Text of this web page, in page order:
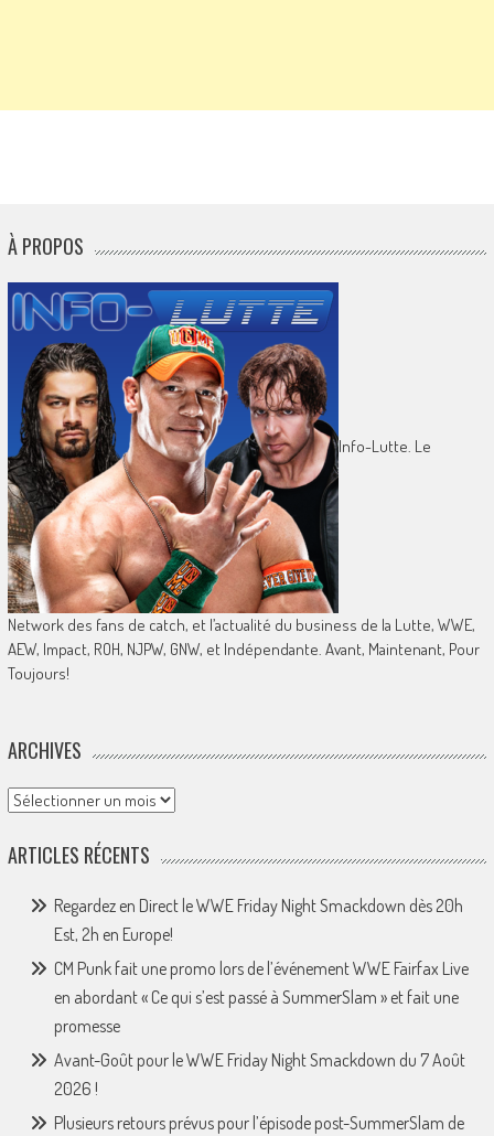
À PROPOS
Info-Lutte. Le
Network des fans de catch, et l’actualité du business de la Lutte, WWE,
AEW, Impact, ROH, NJPW, GNW, et Indépendante. Avant, Maintenant, Pour
Toujours!
ARCHIVES
Archives
ARTICLES RÉCENTS
Regardez en Direct le WWE Friday Night Smackdown dès 20h
Est, 2h en Europe!
CM Punk fait une promo lors de l’événement WWE Fairfax Live
en abordant « Ce qui s’est passé à SummerSlam » et fait une
promesse
Avant-Goût pour le WWE Friday Night Smackdown du 7 Août
2026 !
Plusieurs retours prévus pour l’épisode post-SummerSlam de